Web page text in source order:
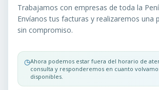
En Consultoría Energética EU,
consultoría energética puede
de dudas. Para aclararlas y
Trabajamos con empresas de toda la
Envíanos tus facturas y realizaremos una
sin compromiso.
◷Ahora podemos estar fuera del horario de
consulta y responderemos en cuanto
disponibles.